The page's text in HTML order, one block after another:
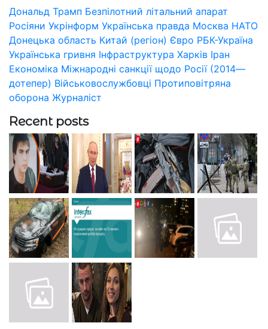
Дональд Трамп Безпілотний літальний апарат
Росіяни Укрінформ Українська правда Москва НАТО
Донецька область Китай (регіон) Євро РБК-Україна
Українська гривня Інфраструктура Харків Іран
Економіка Міжнародні санкції щодо Росії (2014—
дотепер) Військовослужбовці Протиповітряна
оборона Журналіст
Recent posts